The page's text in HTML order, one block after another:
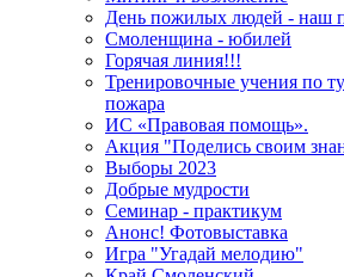
День пожилых людей - наш
Смоленщина - юбилей
Горячая линия!!!
Тренировочные учения по
пожара
ИС «Правовая помощь».
Акция "Поделись своим
Выборы 2023
Добрые мудрости
Семинар - практикум
Анонс! Фотовыставка
Игра "Угадай мелодию"